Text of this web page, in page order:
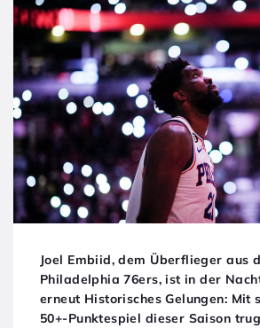
Joel Embiid, dem Überflieger aus
Philadelphia 76ers, ist in der
erneut Historisches Gelungen: Mit
50+-Punktespiel dieser Saison